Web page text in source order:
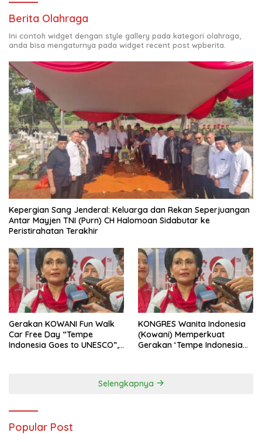
Berita Olahraga
Ini contoh widget dengan style gallery pada kategori olahraga,
anda bisa mengaturnya pada widget recent post wpberita.
Kepergian Sang Jenderal: Keluarga dan Rekan Seperjuangan
Antar Mayjen TNI (Purn) CH Halomoan Sidabutar ke
Peristirahatan Terakhir
Gerakan KOWANI Fun Walk
Car Free Day “Tempe
Indonesia Goes to UNESCO”,
KONGRES Wanita Indonesia
(Kowani) Memperkuat
Gerakan ‘Tempe Indonesia
Selengkapnya
Popular Post